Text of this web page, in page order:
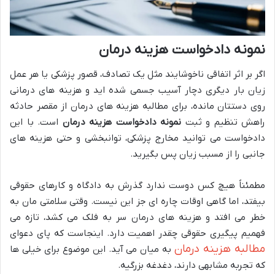
نمونه دادخواست هزینه درمان
اگر بر اثر اتفاقی ناخوشایند مثل یک تصادف، قصور پزشکی یا هر عمل
زیان بار دیگری دچار آسیب جسمی شده اید و هزینه های درمانی
روی دستتان مانده، برای مطالبه هزینه های درمان از مقصر حادثه
راهش تنظیم و ثبت نمونه دادخواست هزینه درمان است. با این
دادخواست می توانید مخارج پزشکی، توانبخشی و حتی هزینه های
جانبی را از مسبب زیان پس بگیرید.
مطمئناً هیچ کس دوست ندارد گذرش به دادگاه و کارهای حقوقی
بیفتد، اما گاهی اوقات چاره ای جز این نیست. وقتی سلامتی مان به
خطر می افتد و هزینه های درمان سر به فلک می کشد، تازه می
فهمیم پیگیری حقوقی چقدر اهمیت دارد. اینجاست که پای دعوای
مطالبه هزینه درمانبه میان می آید. این موضوع برای خیلی ها
که تجربه مشابهی دارند، دغدغه بزرگیه.